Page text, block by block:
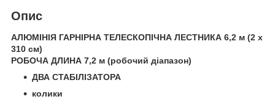
Опис
АЛЮМІНІЯ ГАРНІРНА ТЕЛЕСКОПІЧНА ЛЕСТНИКА 6,2 м (2 x
310 см)
РОБОЧА ДЛИНА 7,2 м (робочий діапазон)
ДВА СТАБІЛІЗАТОРА
колики